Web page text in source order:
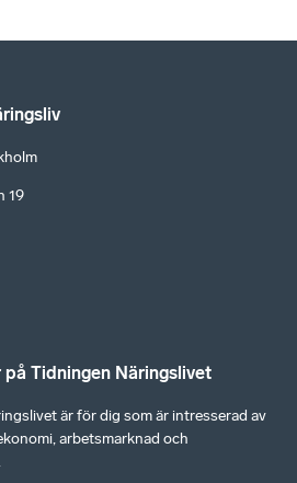
19
Tidningen Näringslivet
är för dig som är intresserad av
arbetsmarknad och